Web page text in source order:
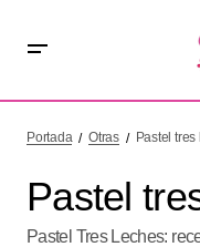
Portada Otras Pastel
Pastel
Pastel Tres Leches: